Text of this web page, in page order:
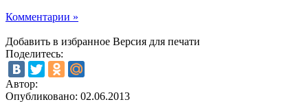
Комментарии »
Добавить в избранное Версия для печати
Поделитесь:
Автор:
Опубликовано: 02.06.2013